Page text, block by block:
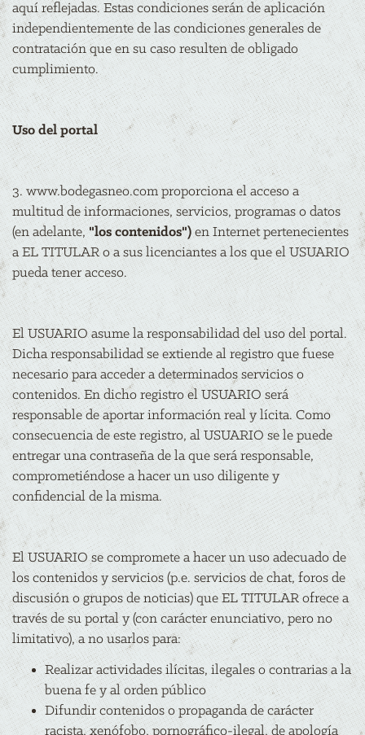
aquí reflejadas. Estas condiciones serán de aplicación
independientemente de las condiciones generales de
contratación que en su caso resulten de obligado
cumplimiento.
Uso del portal
3. www.bodegasneo.com proporciona el acceso a
multitud de informaciones, servicios, programas o datos
(en adelante,"los contenidos")en Internet pertenecientes
a EL TITULAR o a sus licenciantes a los que el USUARIO
pueda tener acceso.
El USUARIO asume la responsabilidad del uso del portal.
Dicha responsabilidad se extiende al registro que fuese
necesario para acceder a determinados servicios o
contenidos. En dicho registro el USUARIO será
responsable de aportar información real y lícita. Como
consecuencia de este registro, al USUARIO se le puede
entregar una contraseña de la que será responsable,
comprometiéndose a hacer un uso diligente y
confidencial de la misma.
El USUARIO se compromete a hacer un uso adecuado de
los contenidos y servicios (p.e. servicios de chat, foros de
discusión o grupos de noticias) que EL TITULAR ofrece a
través de su portal y (con carácter enunciativo, pero no
limitativo), a no usarlos para:
Realizar actividades ilícitas, ilegales o contrarias a la
buena fe y al orden público
Difundir contenidos o propaganda de carácter
racista, xenófobo, pornográfico-ilegal, de apología